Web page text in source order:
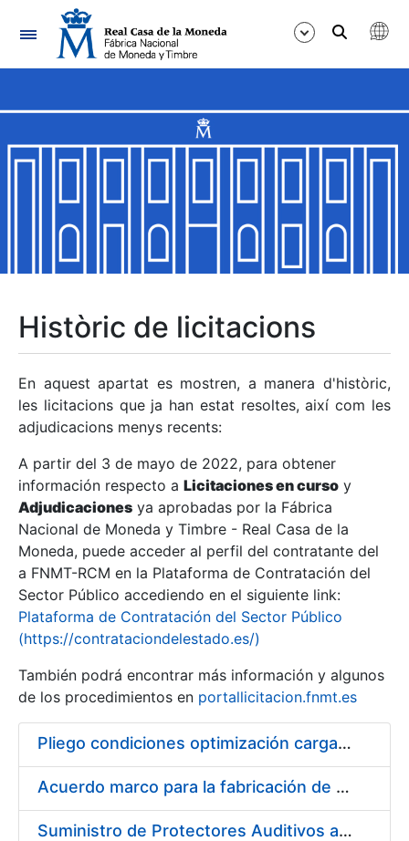
Navegació
Mostra/Amaga
Mostra/Amaga
Mostra/Amaga
Mostra/Amaga
Mostra/Amaga
Mostra/Amaga
Històric de licitacions
En aquest apartat es mostren, a manera d'històric,
les licitacions que ja han estat resoltes, així com les
adjudicacions menys recents:
A partir del 3 de mayo de 2022, para obtener
información respecto a Licitaciones en curso y
Adjudicaciones ya aprobadas por la Fábrica
Nacional de Moneda y Timbre - Real Casa de la
Moneda, puede acceder al perfil del contratante del
a FNMT-RCM en la Plataforma de Contratación del
Sector Público accediendo en el siguiente link:
Plataforma de Contratación del Sector Público
(https://contrataciondelestado.es/)
También podrá encontrar más información y algunos
de los procedimientos en portallicitacion.fnmt.es
Pliego condiciones optimización cargas compras firmado
Acuerdo marco para la fabricación de piezas
Suministro de Protectores Auditivos a medida para las personas trabajadoras de los Centros de Trabajo de Madrid y Burgos